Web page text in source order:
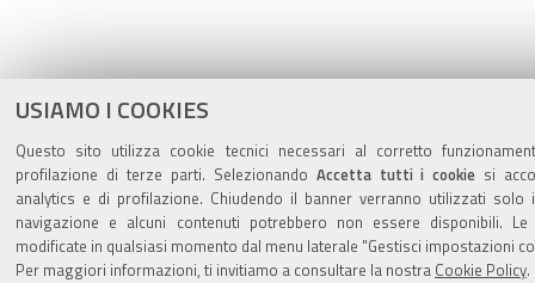
USIAMO I COOKIES
Questo sito utilizza cookie tecnici necessari al corretto
profilazione di terze parti. Selezionando Accetta tutti i cookie si
analytics e di profilazione. Chiudendo il banner verranno utilizzati solo
navigazione e alcuni contenuti potrebbero non essere disponibili.
modificate in qualsiasi momento dal menu laterale "Gestisci impostazioni
Per maggiori informazioni, ti invitiamo a consultare la nostra Cookie Policy.